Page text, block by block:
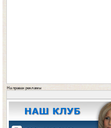
На правах рекламы